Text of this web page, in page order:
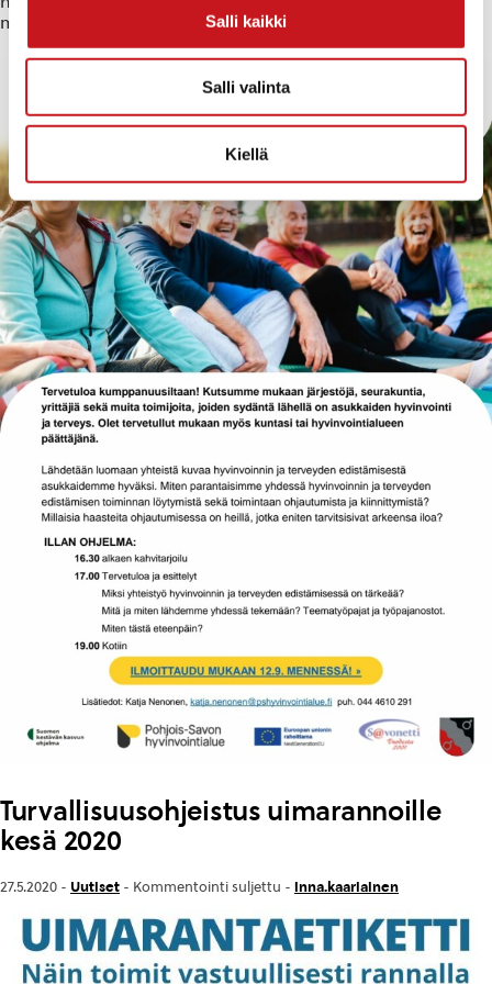
Salli kaikki
Salli valinta
Kiellä
muuten kiinnostuneet – ovat tervetulleita.
Turvallisuusohjeistus uimarannoille
kesä 2020
27.5.2020 - Uutiset - Kommentointi suljettu - inna.kaariainen